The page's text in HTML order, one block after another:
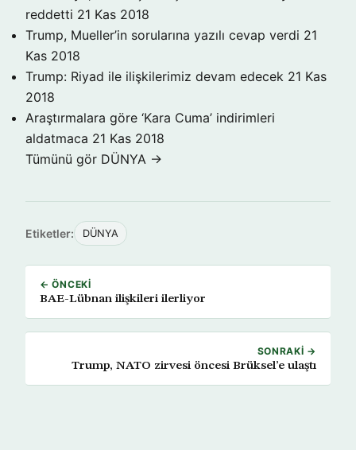
reddetti 21 Kas 2018
Trump, Mueller’in sorularına yazılı cevap verdi 21
Kas 2018
Trump: Riyad ile ilişkilerimiz devam edecek 21 Kas
2018
Araştırmalara göre ‘Kara Cuma’ indirimleri
aldatmaca 21 Kas 2018
Tümünü gör DÜNYA →
Etiketler: DÜNYA
← ÖNCEKI
BAE-Lübnan ilişkileri ilerliyor
SONRAKI →
Trump, NATO zirvesi öncesi Brüksel’e ulaştı